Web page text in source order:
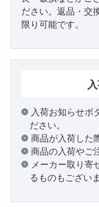
ださい。返品・交
限り可能です。
入荷お知らせボ
ださい。
商品が入荷した
商品の入荷やご
メーカー取り寄
るものもござい